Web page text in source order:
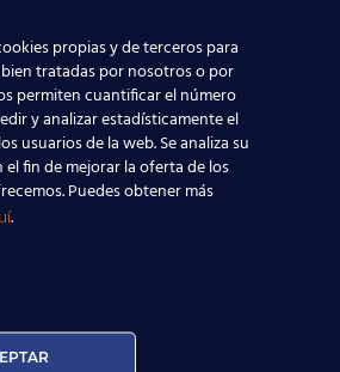
ABIERTA:
propias y de terceros para
tratadas por nosotros o por
permiten cuantificar el número
y analizar estadísticamente el
usuarios de la web. Se analiza su
fin de mejorar la oferta de los
Puedes obtener más
.